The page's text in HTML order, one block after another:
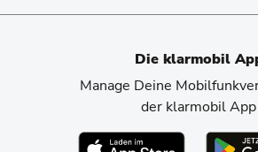
Die klarmobil
Manage Deine
der klarmobil App